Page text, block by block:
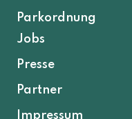
Parkordnung
Jobs
Presse
Partner
Impressum